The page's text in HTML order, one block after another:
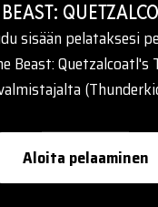
sisään pelataksesi
Beast: Quetzalcoatl's
Aloita pelaaminen